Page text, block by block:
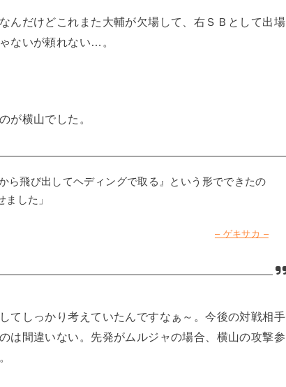
んだけどこれまた大輔が欠場して、右ＳＢとして出場
ないが頼れない…。
が横山でした。
ら飛び出してヘディングで取る』という形でできたの
した」
– ゲキサカ –
てしっかり考えていたんですなぁ～。今後の対戦相手
は間違いない。先発がムルジャの場合、横山の攻撃参